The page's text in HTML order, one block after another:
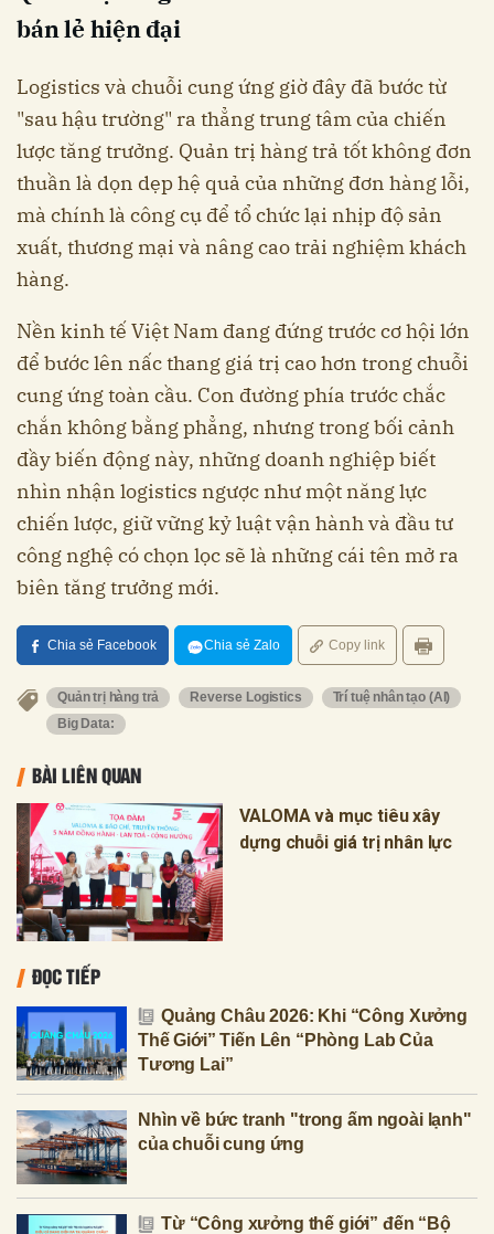
bán lẻ hiện đại
Logistics và chuỗi cung ứng giờ đây đã bước từ
"sau hậu trường" ra thẳng trung tâm của chiến
lược tăng trưởng. Quản trị hàng trả tốt không đơn
thuần là dọn dẹp hệ quả của những đơn hàng lỗi,
mà chính là công cụ để tổ chức lại nhịp độ sản
xuất, thương mại và nâng cao trải nghiệm khách
hàng.
Nền kinh tế Việt Nam đang đứng trước cơ hội lớn
để bước lên nấc thang giá trị cao hơn trong chuỗi
cung ứng toàn cầu. Con đường phía trước chắc
chắn không bằng phẳng, nhưng trong bối cảnh
đầy biến động này, những doanh nghiệp biết
nhìn nhận logistics ngược như một năng lực
chiến lược, giữ vững kỷ luật vận hành và đầu tư
công nghệ có chọn lọc sẽ là những cái tên mở ra
biên tăng trưởng mới.
Chia sẻ Facebook Chia sẻ Zalo Copy link
Quản trị hàng trả Reverse Logistics
Trí tuệ nhân tạo (AI)
Big Data:
BÀI LIÊN QUAN
VALOMA và mục tiêu xây
dựng chuỗi giá trị nhân lực
ĐỌC TIẾP
Quảng Châu 2026: Khi “Công Xưởng
Thế Giới” Tiến Lên “Phòng Lab Của
Tương Lai”
Nhìn về bức tranh "trong ấm ngoài lạnh"
của chuỗi cung ứng
Từ “Công xưởng thế giới” đến “Bộ